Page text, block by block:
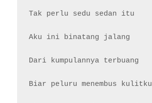
Tak perlu sedu sedan itu
Aku ini binatang jalang
Dari kumpulannya terbuang
Biar peluru menembus kulitku